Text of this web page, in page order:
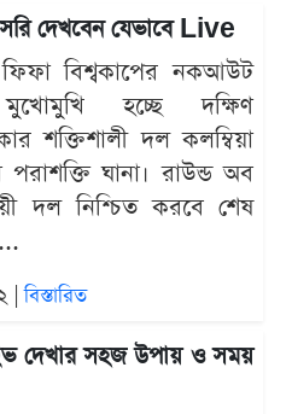
দেখবেন যেভাবে Live
বিশ্বকাপের নকআউট
হচ্ছে দক্ষিণ
শক্তিশালী দল কলম্বিয়া
ঘানা। রাউন্ড অব
দল নিশ্চিত করবে শেষ
|বিস্তারিত
দেখার সহজ উপায় ও সময়